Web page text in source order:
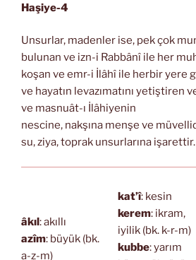
Haşiye-4
Unsurlar, madenler ise, pek çok
bulunan ve izn-i Rabbânî ile her
koşan ve emr-i İlâhî ile herbir yere
ve hayatın levazımatını yetiştiren
ve masnuât-ı İlâhiyenin
nescine, nakşına menşe ve
su, ziya, toprak unsurlarına işarettir.
âkıl : akıllı
azîm: büyük (bk.
a-ẓ-m)
kat’î: kesin
kerem: ikram,
iyilik (bk. k-r-m)
kubbe: yarım